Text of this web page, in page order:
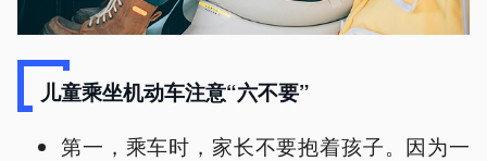
儿童乘坐机动车注意“六不要”
第一，乘车时，家长不要抱着孩子。因为一